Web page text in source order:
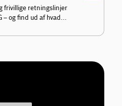
frivillige retningslinjer
og find ud af hvad